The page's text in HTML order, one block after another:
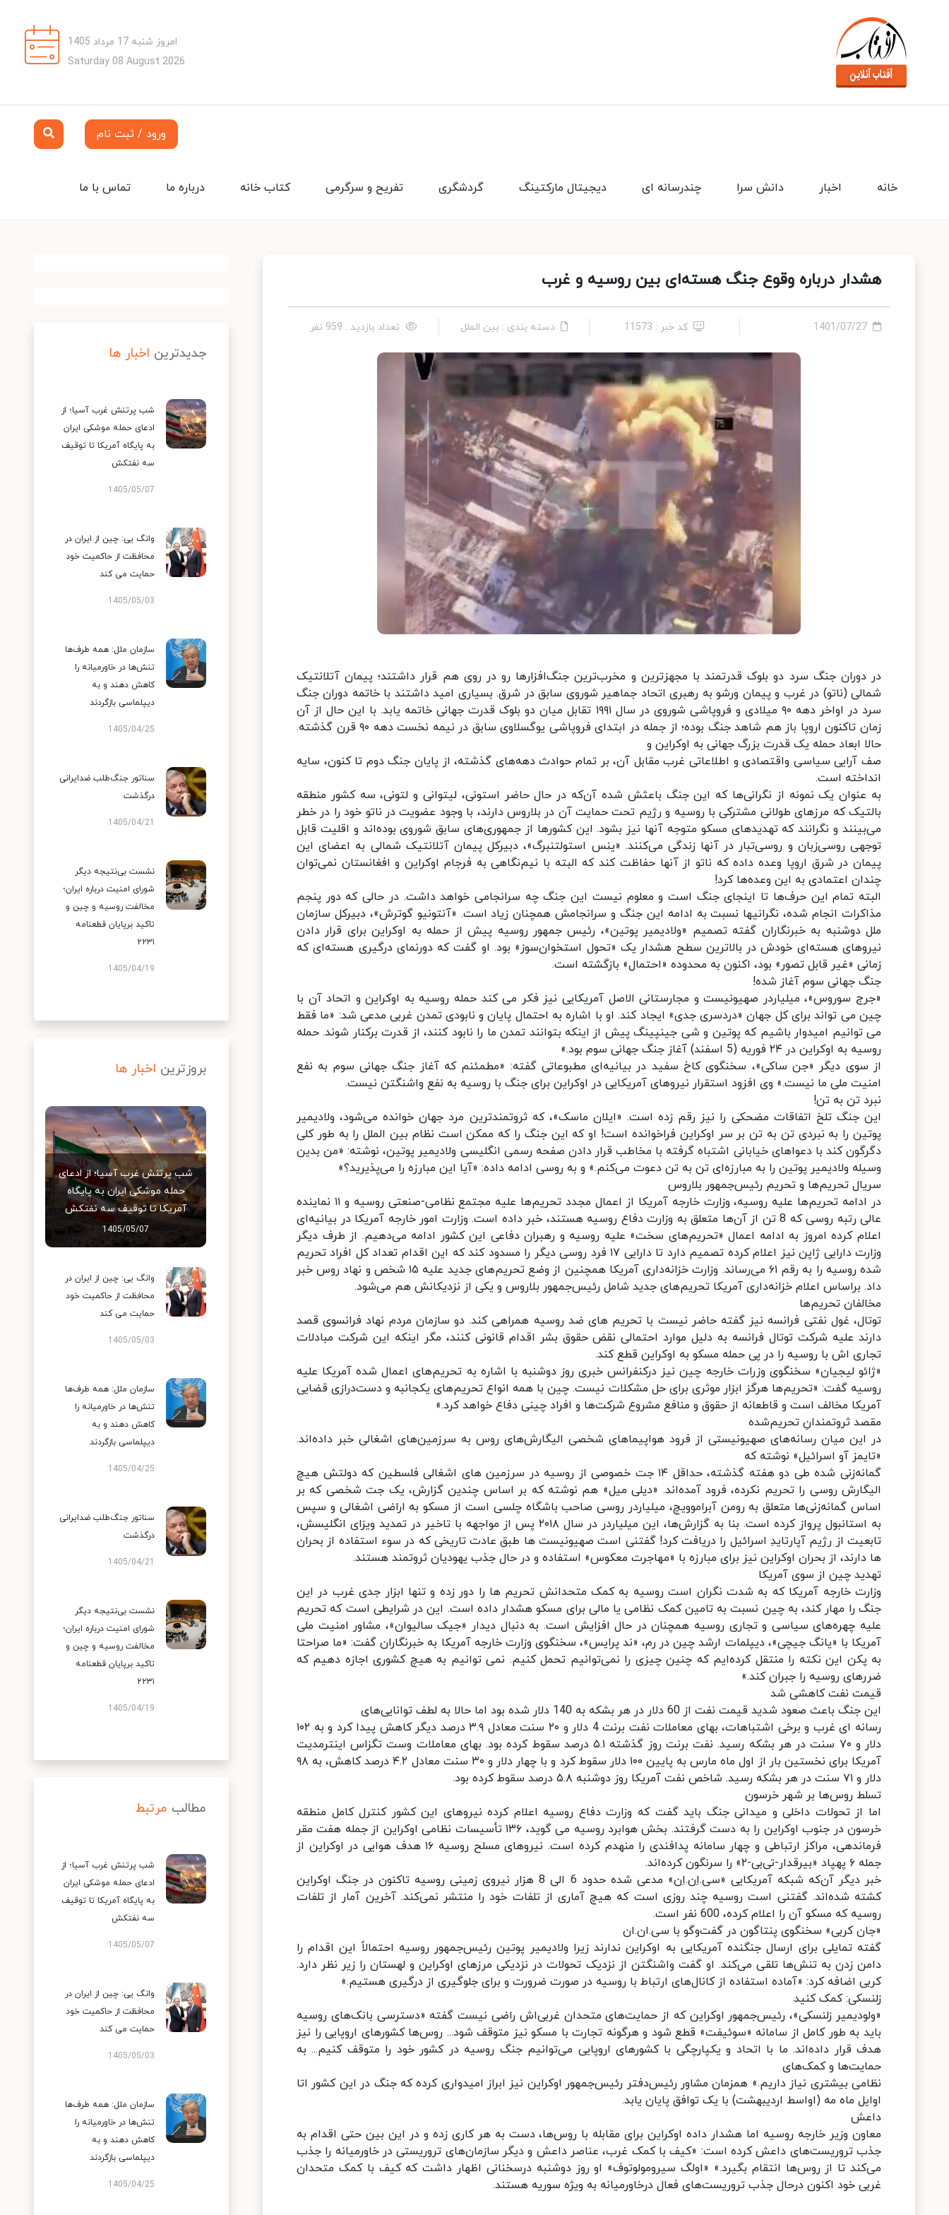
امروز شنبه 17 مرداد 1405
Saturday 08 August 2026
ورود / ثبت نام
تماس با ما درباره ما کتاب خانه تفریح و سرگرمی گردشگری دیجیتال مارکتینگ چندرسانه ای دانش سرا اخبار خانه
هشدار درباره وقوع جنگ هسته‌ای بین روسیه و غرب
1401/07/27 کد خبر : 11573 دسته بندی : بین الملل تعداد بازدید : 959 نفر
در دوران جنگ سرد دو بلوک قدرتمند با مجهزترین و مخرب‌ترین جنگ‌افزارها رو در روی هم قرار داشتند؛ پیمان آتلانتیک
شمالی (ناتو) در غرب و پیمان ورشو به رهبری اتحاد جماهیر شوروی سابق در شرق. بسیاری امید داشتند با خاتمه دوران جنگ
سرد در اواخر دهه ۹۰ میلادی و فروپاشی شوروی در سال ۱۹۹۱ تقابل میان دو بلوک قدرت جهانی خاتمه یابد. با این حال از آن
زمان تاکنون اروپا باز هم شاهد جنگ بوده؛ از جمله در ابتدای فروپاشی یوگسلاوی سابق در نیمه نخست دهه ۹۰ قرن گذشته.
حالا ابعاد حمله یک قدرت بزرگ جهانی به اوکراین و
صف آرایی سیاسی واقتصادی و اطلاعاتی غرب مقابل آن، بر تمام حوادث دهه‌های گذشته، از پایان جنگ دوم تا کنون، سایه
انداخته است.
به عنوان یک نمونه از نگرانی‌ها که این جنگ باعثش شده آن‌که در حال حاضر استونی، لیتوانی و لتونی، سه کشور منطقه
بالتیک که مرزهای طولانی مشترکی با روسیه و رژیم تحت حمایت آن در بلاروس دارند، با وجود عضویت در ناتو خود را در خطر
می‌بینند و نگرانند که تهدیدهای مسکو متوجه آنها نیز بشود. این کشورها از جمهوری‌های سابق شوروی بوده‌اند و اقلیت قابل
توجهی روسی‌زبان و روسی‌تبار در آنها زندگی می‌کنند. «ینس استولتنبرگ»، دبیرکل پیمان آتلانتیک شمالی به اعضای این
پیمان در شرق اروپا وعده داده که ناتو از آنها حفاظت کند که البته با نیم‌نگاهی به فرجام اوکراین و افغانستان نمی‌توان
چندان اعتمادی به این وعده‌ها کرد!
البته تمام این حرف‌ها تا اینجای جنگ است و معلوم نیست این جنگ چه سرانجامی خواهد داشت. در حالی که دور پنجم
مذاکرات انجام شده، نگرانی‎ها نسبت به ادامه این جنگ و سرانجامش همچنان زیاد است. «آنتونیو گوترش»، دبیرکل سازمان
ملل دوشنبه به خبرنگاران گفته تصمیم «ولادیمیر پوتین»، رئیس جمهور روسیه پیش از حمله به اوکراین برای قرار دادن
نیروهای هسته‌ای خودش در بالاترین سطح هشدار یک «تحول استخوان‌سوز» بود. او گفت که دورنمای درگیری هسته‌ای که
زمانی «غیر قابل تصور» بود، اکنون به محدوده «احتمال» بازگشته است.
جنگ جهانی سوم آغاز شده!
«جرج سوروس»، میلیاردر صهیونیست و مجارستانی الاصل آمریکایی نیز فکر می کند حمله روسیه به اوکراین و اتحاد آن با
چین می تواند برای کل جهان «دردسری جدی» ایجاد کند. او با اشاره به احتمال پایان و نابودی تمدن غربی مدعی شد: «‌ما فقط
می توانیم امیدوار باشیم که پوتین و شی جینپینگ پیش از اینکه بتوانند تمدن ما را نابود کنند، از قدرت برکنار شوند. حمله
روسیه به اوکراین در ۲۴ فوریه (5 اسفند) آغاز جنگ جهانی سوم بود.»
از سوی دیگر «جن ساکی»، سخنگوی کاخ سفید در بیانیه‌ای مطبوعاتی گفته: «مطمئنم که آغاز جنگ جهانی سوم به نفع
امنیت ملی ما نیست.» وی افزود استقرار نیروهای آمریکایی در اوکراین برای جنگ با روسیه به نفع واشنگتن نیست.
نبرد تن به تن!
این جنگ تلخ اتفاقات مضحکی را نیز رقم زده است. «ایلان ماسک»، که ثروتمندترین مرد جهان خوانده می‌شود، ولادیمیر
پوتین را به نبردی تن‌ به تن بر سر اوکراین فراخوانده است! او که این جنگ را که ممکن است نظام بین الملل را به طور کلی
دگرگون کند با دعواهای خیابانی اشتباه گرفته با مخاطب قرار دادن صفحه رسمی انگلیسی ولادیمیر پوتین، نوشته: «من بدین‌
وسیله ولادیمیر پوتین را به مبارزه‌ای تن به تن دعوت می‌کنم.» و به روسی ادامه داده: «آیا این مبارزه را می‌پذیرید؟»
سریال تحریم‌ها و تحریم رئیس‌جمهور بلاروس
در ادامه تحریم‌ها علیه روسیه، وزارت خارجه آمریکا از اعمال مجدد تحریم‌ها علیه مجتمع نظامی-صنعتی روسیه و ۱۱ نماینده
عالی رتبه روسی که 8 تن از آن‌ها متعلق به وزارت دفاع روسیه هستند، خبر داده است. وزارت امور خارجه آمریکا در بیانیه‌ای
اعلام کرده امروز به ادامه اعمال «تحریم‌های سخت» علیه روسیه و رهبران دفاعی این کشور ادامه می‌دهیم. از طرف دیگر
وزارت دارایی ژاپن نیز اعلام کرده تصمیم دارد تا دارایی ۱۷ فرد روسی دیگر را مسدود کند که این اقدام تعداد کل افراد تحریم
شده روسیه را به رقم ۶۱ می‌رساند. وزارت خزانه‌داری آمریکا همچنین از وضع تحریم‌های جدید علیه ۱۵ شخص و نهاد روس خبر
داد. براساس اعلام خزانه‌داری آمریکا تحریم‌های جدید شامل رئیس‌جمهور بلاروس و یکی از نزدیکانش هم می‌شود.
مخالفان تحریم‌ها
توتال، غول نفتی فرانسه نیز گفته حاضر نیست با تحریم های ضد روسیه همراهی کند. دو سازمان مردم نهاد فرانسوی قصد
دارند علیه شرکت توتال فرانسه به دلیل موارد احتمالی نقض حقوق بشر اقدام قانونی کنند، مگر اینکه این شرکت مبادلات
تجاری اش با روسیه را در پی حمله مسکو به اوکراین قطع کند.
«ژائو لیجیان» سخنگوی وزرات خارجه چین نیز درکنفرانس خبری روز دوشنبه با اشاره به تحریم‌های اعمال شده آمریکا علیه
روسیه گفت: «تحریم‌ها هرگز ابزار موثری برای حل مشکلات نیست. چین با همه انواع تحریم‌های یکجانبه و دست‌درازی قضایی
آمریکا مخالف است و قاطعانه از حقوق و منافع مشروع شرکت‌ها و افراد چینی دفاع خواهد کرد.»
مقصد ثروتمندانِ تحریم‌شده
در این میان رسانه‌های صهیونیستی از فرود هواپیماهای شخصی الیگارش‌های روس به سرزمین‌های اشغالی خبر داده‌اند.
«تایمز آو اسرائیل» نوشته که
گمانه‌زنی شده طی دو هفته گذشته، حداقل ۱۴ جت خصوصی از روسیه در سرزمین های اشغالی فلسطین که دولتش هیچ
الیگارش روسی را تحریم نکرده، فرود آمده‌اند. «دیلی میل» هم نوشته که بر اساس چندین گزارش، یک جت شخصی که بر
اساس گمانه‌زنی‌ها متعلق به رومن آبراموویچ، میلیاردر روسی صاحب باشگاه چلسی است از مسکو به اراضی اشغالی و سپس
به استانبول پرواز کرده است. بنا به گزارش‌ها، این میلیاردر در سال ۲۰۱۸ پس از مواجهه با تاخیر در تمدید ویزای انگلیسش،
تابعیت از رژیم آپارتایدِ اسرائیل را دریافت کرد! گفتنی است صهیونیست ها طبق عادت تاریخی که در سوء استفاده از بحران
ها دارند، از بحران اوکراین نیز برای مبارزه با «مهاجرت معکوس» استفاده و در حال جذب یهودیان ثروتمند هستند.
تهدید چین از سوی آمریکا
وزارت خارجه آمریکا که به شدت نگران است روسیه به کمک متحدانش تحریم ها را دور زده و تنها ابزار جدی غرب در این
جنگ را مهار کند، به چین نسبت به تامین کمک نظامی یا مالی برای مسکو هشدار داده است. این در شرایطی است که تحریم
علیه چهره‌های سیاسی و تجاری روسیه همچنان در حال افزایش است. به دنبال دیدار «جیک سالیوان»، مشاور امنیت ملی
آمریکا با «یانگ جیچی»، دیپلمات ارشد چین در رم، «ند پرایس»، سخنگوی وزارت خارجه آمریکا به خبرنگاران گفت: «ما صراحتا
به پکن این نکته را منتقل کرده‌ایم که چنین چیزی را نمی‌توانیم تحمل کنیم. نمی توانیم به هیچ کشوری اجازه دهیم که
ضررهای روسیه را جبران کند.»
قیمت نفت کاهشی شد
این جنگ باعث صعود شدید قیمت نفت از 60 دلار در هر بشکه به 140 دلار شده بود اما حالا به لطف توانایی‌های
رسانه ای غرب و برخی اشتباهات، بهای معاملات نفت برنت 4 دلار و ۲۰ سنت معادل ۳.۹ درصد دیگر کاهش پیدا کرد و به ۱۰۲
دلار و ۷۰ سنت در هر بشکه رسید. نفت برنت روز گذشته ۵.۱ درصد سقوط کرده بود. بهای معاملات وست تگزاس اینترمدیت
آمریکا برای نخستین بار از اول ماه مارس به پایین ۱۰۰ دلار سقوط کرد و با چهار دلار و ۳۰ سنت معادل ۴.۲ درصد کاهش، به ۹۸
دلار و ۷۱ سنت در هر بشکه رسید. شاخص نفت آمریکا روز دوشنبه ۵.۸ درصد سقوط کرده بود.
تسلط روس‌ها بر شهر خرسون
اما از تحولات داخلی و میدانی جنگ باید گفت که وزارت دفاع روسیه اعلام کرده نیروهای این کشور کنترل کامل منطقه
خرسون در جنوب اوکراین را به دست گرفتند. بخش هوابرد روسیه می گوید، ۱۳۶ تأسیسات نظامی اوکراین از جمله هفت مقر
فرماندهی، مراکز ارتباطی و چهار سامانه پدافندی را منهدم کرده است. نیروهای مسلح روسیه ۱۶ هدف هوایی در اوکراین از
جمله ۶ پهپاد «بیرقدار-تی‌بی-۲» را سرنگون کرده‌اند.
خبر دیگر آن‌که شبکه آمریکایی «سی.اِن.اِن» مدعی شده حدود 6 الی 8 هزار نیروی زمینی روسیه تاکنون در جنگ اوکراین
کشته شده‌اند. گفتنی است روسیه چند روزی است که هیچ آماری از تلفات خود را منتشر نمی‌کند. آخرین آمار از تلفات
روسیه که مسکو آن را اعلام کرده، 600 نفر است.
«جان کربی» سخنگوی پنتاگون در گفت‌وگو با سی.ان.ان
گفته تمایلی برای ارسال جنگنده آمریکایی به اوکراین ندارند زیرا ولادیمیر پوتین رئیس‌جمهور روسیه احتمالاً این اقدام را
دامن زدن به تنش‌ها تلقی می‌کند. او گفت واشنگتن از نزدیک تحولات در نزدیکی مرزهای اوکراین و لهستان را زیر نظر دارد.
کربی اضافه کرد: «آماده استفاده از کانال‌های ارتباط با روسیه در صورت ضرورت و برای جلوگیری از درگیری هستیم.»
زلنسکی: کمک کنید
«ولودیمیر زلنسکی»، رئیس‌جمهور اوکراین که از حمایت‌های متحدان غربی‌اش راضی نیست گفته «دسترسی بانک‌های روسیه
باید به طور کامل از سامانه «سوئیفت» قطع شود و هرگونه تجارت با مسکو نیز متوقف شود... روس‌ها کشورهای اروپایی را نیز
هدف قرار داده‌اند. ما با اتحاد و یکپارچگی با کشورهای اروپایی می‌توانیم جنگ روسیه در کشور خود را متوقف کنیم... به
حمایت‌ها و کمک‌های
نظامی بیشتری نیاز داریم.» همزمان مشاور رئیس‌دفتر رئیس‌جمهور اوکراین نیز ابراز امیدواری کرده که جنگ در این کشور اتا
اوایل ماه مه (اواسط اردیبهشت) با یک توافق پایان یابد.
داعش
معاون وزیر خارجه روسیه اما هشدار داده اوکراین برای مقابله با روس‌ها، دست به هر کاری زده و در این بین حتی اقدام به
جذب تروریست‌های داعش کرده است: «کیف با کمک غرب، عناصر داعش و دیگر سازمان‌های تروریستی در خاورمیانه را جذب
می‌کند تا از روس‌ها انتقام بگیرد.» «اولگ سیرومولوتوف» او روز دوشنبه درسخنانی اظهار داشت که کیف با کمک متحدان
غربی خود اکنون درحال جذب تروریست‌های فعال درخاورمیانه به ویژه سوریه هستند.
جدیدترین اخبار ها
شب پرتنش غرب آسیا؛ از
ادعای حمله موشکی ایران
به پایگاه آمریکا تا توقیف
سه نفتکش
1405/05/07
وانگ یی: چین از ایران در
محافظت از حاکمیت خود
حمایت می کند
1405/05/03
سازمان ملل: همه طرف‌ها
تنش‌ها در خاورمیانه را
کاهش دهند و به
دیپلماسی بازگردند
1405/04/25
سناتور جنگ‌طلب ضدایرانی
درگذشت
1405/04/21
نشست بی‌نتیجه دیگر
شورای امنیت درباره ایران؛
مخالفت روسیه و چین و
تاکید برپایان قطعنامه
۲۲۳۱
1405/04/19
بروزترین اخبار ها
شب پرتنش غرب آسیا؛ از ادعای
حمله موشکی ایران به پایگاه
آمریکا تا توقیف سه نفتکش
1405/05/07
وانگ یی: چین از ایران در
محافظت از حاکمیت خود
حمایت می کند
1405/05/03
سازمان ملل: همه طرف‌ها
تنش‌ها در خاورمیانه را
کاهش دهند و به
دیپلماسی بازگردند
1405/04/25
سناتور جنگ‌طلب ضدایرانی
درگذشت
1405/04/21
نشست بی‌نتیجه دیگر
شورای امنیت درباره ایران؛
مخالفت روسیه و چین و
تاکید برپایان قطعنامه
۲۲۳۱
1405/04/19
مطالب مرتبط
شب پرتنش غرب آسیا؛ از
ادعای حمله موشکی ایران
به پایگاه آمریکا تا توقیف
سه نفتکش
1405/05/07
وانگ یی: چین از ایران در
محافظت از حاکمیت خود
حمایت می کند
1405/05/03
سازمان ملل: همه طرف‌ها
تنش‌ها در خاورمیانه را
کاهش دهند و به
دیپلماسی بازگردند
1405/04/25